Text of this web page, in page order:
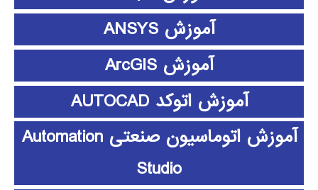
آموزش ANSYS
آموزش ArcGIS
آموزش اتوکد AUTOCAD
آموزش اتوماسیون صنعتی Automation
Studio